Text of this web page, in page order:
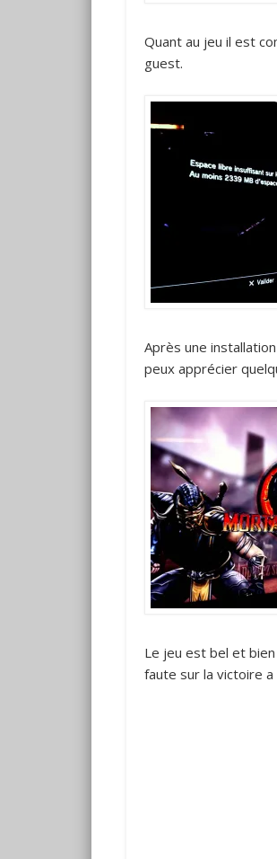
Quant au jeu il est
guest.
Après une
peux apprécier
Le jeu est bel et bien
faute sur la victoire